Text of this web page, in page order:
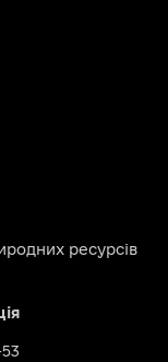
ресурсів